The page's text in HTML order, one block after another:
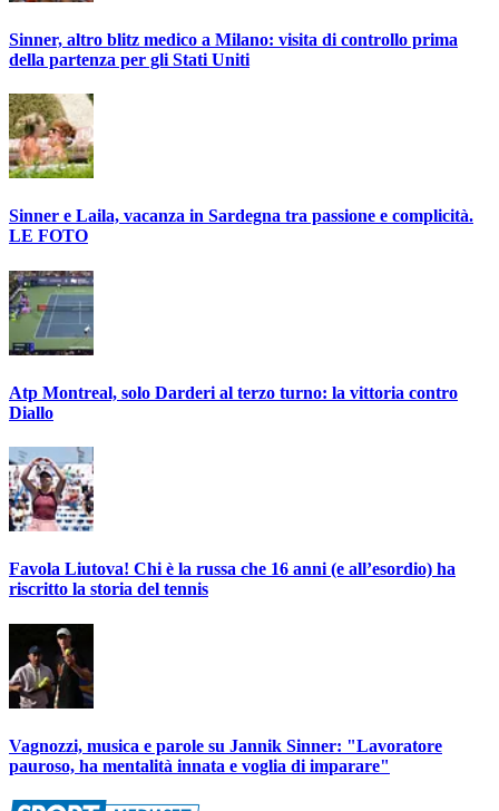
Sinner, altro blitz medico a Milano: visita di controllo prima
della partenza per gli Stati Uniti
Sinner e Laila, vacanza in Sardegna tra passione e complicità.
LE FOTO
Atp Montreal, solo Darderi al terzo turno: la vittoria contro
Diallo
Favola Liutova! Chi è la russa che 16 anni (e all’esordio) ha
riscritto la storia del tennis
Vagnozzi, musica e parole su Jannik Sinner: "Lavoratore
pauroso, ha mentalità innata e voglia di imparare"